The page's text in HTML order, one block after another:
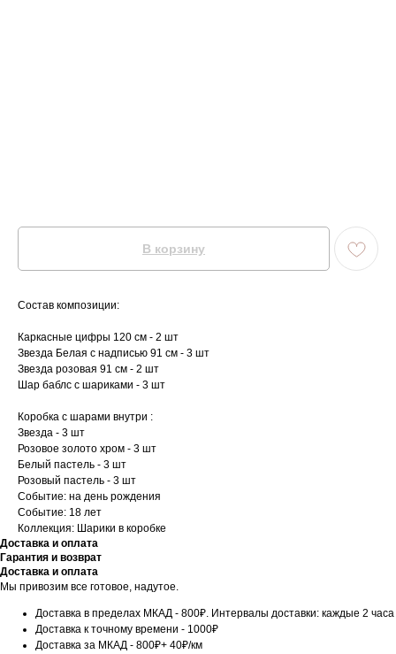
В корзину
Состав композиции:
Каркасные цифры 120 см - 2 шт
Звезда Белая с надписью 91 см - 3 шт
Звезда розовая 91 см - 2 шт
Шар баблс с шариками - 3 шт
Коробка с шарами внутри :
Звезда - 3 шт
Розовое золото хром - 3 шт
Белый пастель - 3 шт
Розовый пастель - 3 шт
Событие: на день рождения
Событие: 18 лет
Коллекция: Шарики в коробке
Доставка и оплата
Гарантия и возврат
Доставка и оплата
Мы привозим все готовое, надутое.
Доставка в пределах МКАД - 800₽. Интервалы доставки: каждые 2 часа
Доставка к точному времени - 1000₽
Доставка за МКАД - 800₽+ 40₽/км